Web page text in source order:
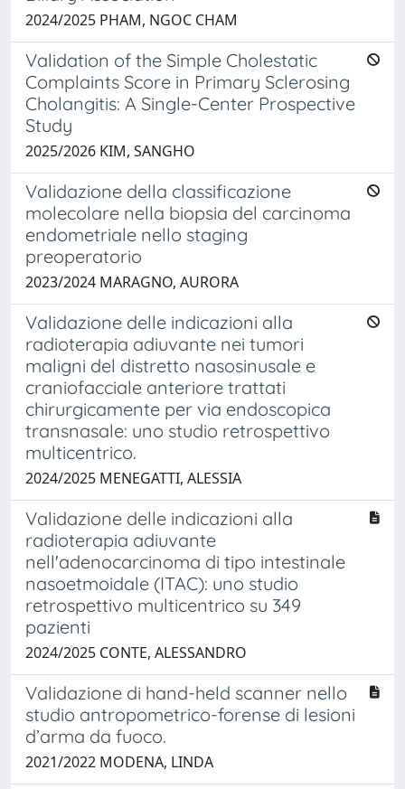
2024/2025 PHAM, NGOC CHAM
Validation of the Simple Cholestatic
Complaints Score in Primary Sclerosing
Cholangitis: A Single-Center Prospective
Study
2025/2026 KIM, SANGHO
Validazione della classificazione
molecolare nella biopsia del carcinoma
endometriale nello staging
preoperatorio
2023/2024 MARAGNO, AURORA
Validazione delle indicazioni alla
radioterapia adiuvante nei tumori
maligni del distretto nasosinusale e
craniofacciale anteriore trattati
chirurgicamente per via endoscopica
transnasale: uno studio retrospettivo
multicentrico.
2024/2025 MENEGATTI, ALESSIA
Validazione delle indicazioni alla
radioterapia adiuvante
nell'adenocarcinoma di tipo intestinale
nasoetmoidale (ITAC): uno studio
retrospettivo multicentrico su 349
pazienti
2024/2025 CONTE, ALESSANDRO
Validazione di hand-held scanner nello
studio antropometrico-forense di lesioni
d’arma da fuoco.
2021/2022 MODENA, LINDA